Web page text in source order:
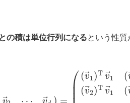
との積は単位行列になるという性質
⃗ ⃗ ) =
⎛
⎜
⎜
(v⃗1)T v⃗1
(v⃗
2)T v⃗1
(
(